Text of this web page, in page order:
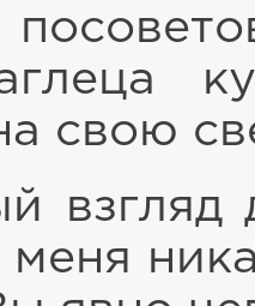
свою
взгляд